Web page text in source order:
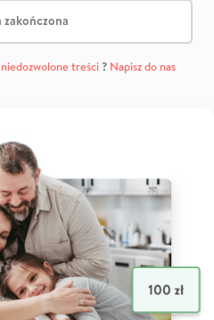
niedozwolone treści? Napisz do nas